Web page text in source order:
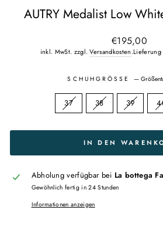
AUTRY Medalist Low
Normaler
Preis
€195,00
inkl. MwSt. zzgl.Versandkosten.Lieferung
SCHUHGRÖSSE —
37 38 39
IN DEN
Abholung verfügbar bei La bottega
Gewöhnlich fertig in 24 Stunden
Informationen anzeigen